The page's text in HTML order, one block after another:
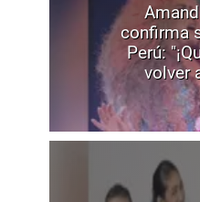
confirma
Perú:
volver